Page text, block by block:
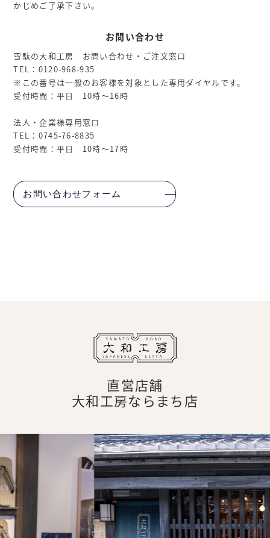
かじめご了承下さい。
お問い合わせ
雪駄の大和工房 お問い合わせ・ご注文窓口
TEL：0120-968-935
※この番号は一般のお客様を対象とした専用ダイヤルです。
受付時間：平日 10時～16時
法人・企業様専用窓口
TEL：0745-76-8835
受付時間：平日 10時～17時
お問い合わせフォーム
直営店舗
大和工房ならまち店